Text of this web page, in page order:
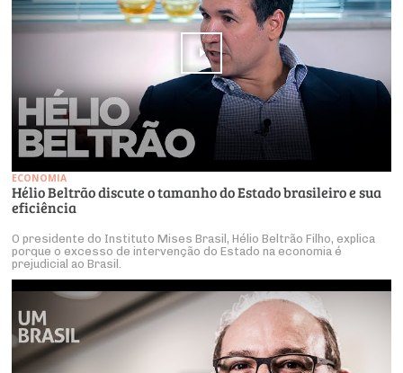
ECONOMIA
Hélio Beltrão discute o tamanho do Estado brasileiro e sua
eficiência
O presidente do Instituto Mises Brasil, Hélio Beltrão Filho, explica
porque o excesso de intervenção do Estado na economia é
prejudicial ao Brasil.